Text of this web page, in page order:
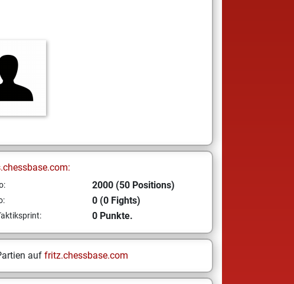
2000 (50 Positions)
0 (0 Fights)
0 Punkte.
auf fritz.chessbase.com